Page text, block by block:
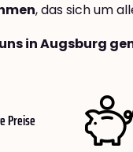
, das sich um
in Augsburg
Preise